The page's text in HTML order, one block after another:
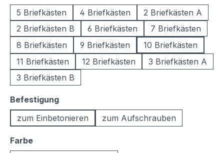
5 Briefkästen
4 Briefkästen
2 Briefkästen A
2 Briefkästen B
6 Briefkästen
7 Briefkästen
8 Briefkästen
9 Briefkästen
10 Briefkästen
11 Briefkästen
12 Briefkästen
3 Briefkästen A
3 Briefkästen B
Befestigungauswählen
zum Einbetonieren
zum Aufschrauben
Farbeauswählen